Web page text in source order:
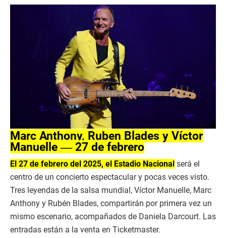
Marc Anthony, Ruben Blades y Víctor
Manuelle ― 27 de febrero
El 27 de febrero del 2025, el Estadio Nacional será el
centro de un concierto espectacular y pocas veces visto.
Tres leyendas de la salsa mundial, Víctor Manuelle, Marc
Anthony y Rubén Blades, compartirán por primera vez un
mismo escenario, acompañados de Daniela Darcourt. Las
entradas están a la venta en Ticketmaster.